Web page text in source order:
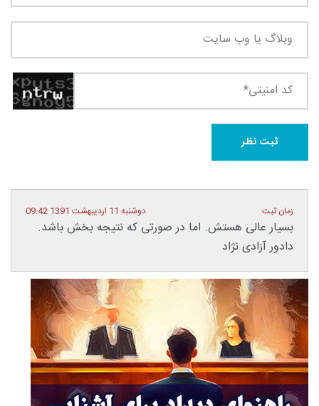
زمان ثبت دوشنبه 11 اردیبهشت 1391 09:42
بسیار عالی هستش. اما در صورتی که نتیجه بخش باشد.
دادور آزادی نژاد